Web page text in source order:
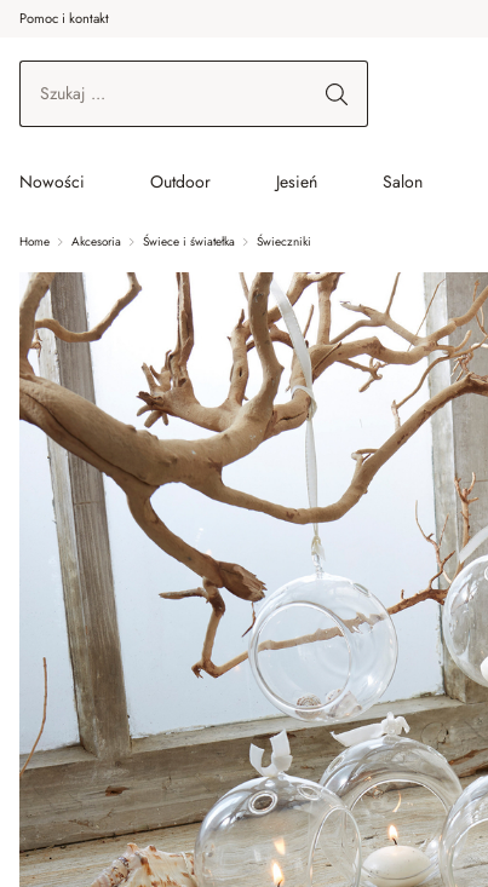
do wątku głównego
Przejdź do wyszukiwania
Przejdź do głównej nawigacji
Pomoc i kontakt
Nowości Outdoor Jesień Salon
Home Akcesoria Świece i światełka Świeczniki